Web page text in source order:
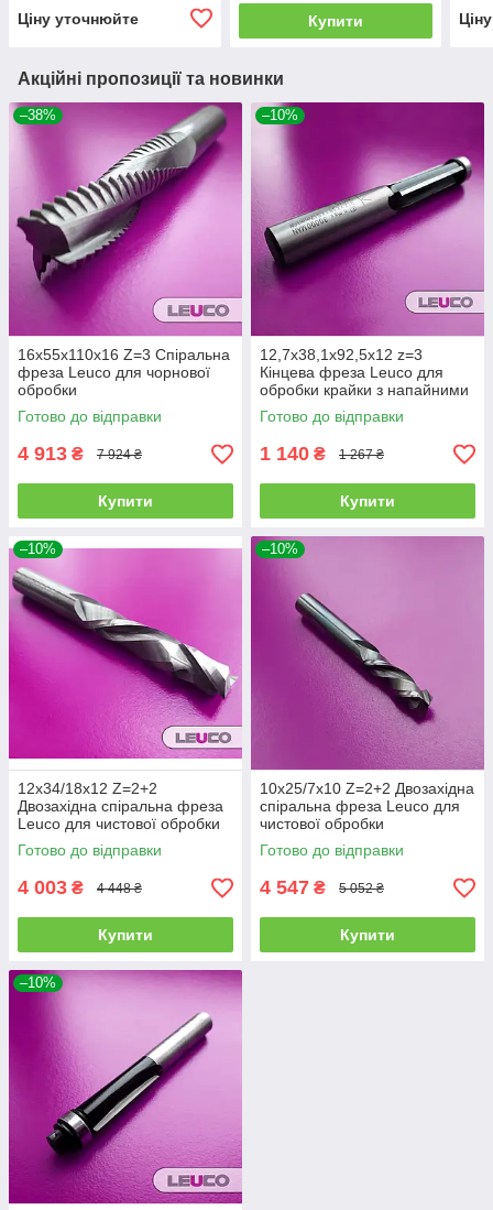
Ціну уточнюйте Купити
Акційні пропозиції та новинки
–38%
16х55х110х16 Z=3 Спіральна
фреза Leuco для чорнової
обробки
Готово до відправки
4 913 ₴ 7 924 ₴
Купити
–10%
12,7х38,1х92,5х12 z=3
Кінцева фреза Leuco для
обробки крайки з напайними
ножами і нижнім
підшипником
Готово до відправки
1 140 ₴ 1 267 ₴
Купити
–10%
12х34/18х12 Z=2+2
Двозахідна спіральна фреза
Leuco для чистової обробки
Готово до відправки
4 003 ₴ 4 448 ₴
Купити
–10%
10х25/7х10 Z=2+2 Двозахідна
спіральна фреза Leuco для
чистової обробки
Готово до відправки
4 547 ₴ 5 052 ₴
Купити
–10%